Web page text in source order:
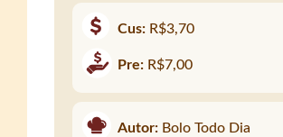
Cus: R$3,70
Pre: R$7,00
Autor: Bolo Todo Dia